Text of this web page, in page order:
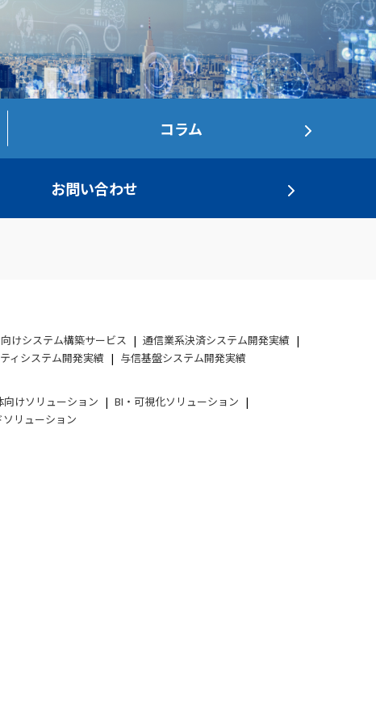
コラム
お問い合わせ
けシステム構築サービス
通信業系決済システム開発実績
ィシステム開発実績 与信基盤システム開発実績
向けソリューション
BI・可視化ソリューション
ソリューション